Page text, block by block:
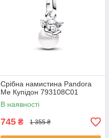
Срібна намистина Pandora
Me Купідон 793108C01
В наявності
745 ₴ 1 355 ₴